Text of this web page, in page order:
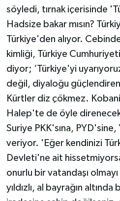
söyledi, tırnak içerisinde
Hadsize bakar mısın?
Türkiye'den alıyor.
kimliği, Türkiye
diyor; ‘Türkiye'yi
değil, diyaloğu
Kürtler diz çökmez.
Halep'te de öyle
Suriye PKK'sına,
veriyor. 'Eğer kendinizi
Devleti'ne ait
onurlu bir vatandaşı
yıldızlı, al bayrağın